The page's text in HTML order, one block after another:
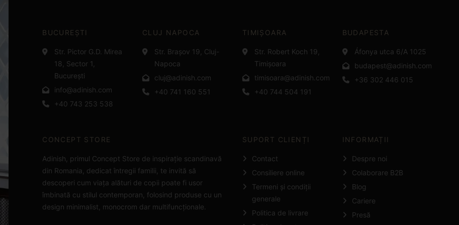
BUCUREȘTI
Str. Pictor G.D. Mirea
18, Sector 1,
București
info@adinish.com
+40 743 253 538
CLUJ NAPOCA
Str. Brașov 19, Cluj-
Napoca
cluj@adinish.com
+40 741 160 551
TIMIȘOARA
Str. Robert Koch 19,
Timișoara
timisoara@adinish.com
+40 744 504 191
BUDAPESTA
Áfonya utca 6/A 1025
budapest@adinish.com
+36 302 446 015
CONCEPT STORE
Adinish, primul Concept Store de inspirație scandinavă
din Romania, dedicat întregii familii, te invită să
descoperi cum viața alături de copii poate fi usor
îmbinată cu stilul contemporan, folosind produse cu un
design minimalist, monocrom dar multifuncționale.
SUPORT CLIENȚI
Contact
Consiliere online
Termeni și condiții
generale
Politica de livrare
INFORMAȚII
Despre noi
Colaborare B2B
Blog
Cariere
Presă